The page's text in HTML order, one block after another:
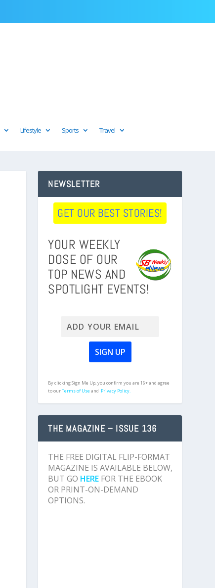
Lifestyle Sports Travel
NEWSLETTER
GET OUR BEST STORIES!
YOUR WEEKLY
DOSE OF OUR
TOP NEWS AND
SPOTLIGHT EVENTS!
By clicking Sign Me Up, you confirm you are 16+ and agree
to ourTerms of Useand Privacy Policy.
THE MAGAZINE – ISSUE 136
THE FREE DIGITAL FLIP-FORMAT
MAGAZINE IS AVAILABLE BELOW,
BUT GO HERE FOR THE EBOOK
OR PRINT-ON-DEMAND
OPTIONS.